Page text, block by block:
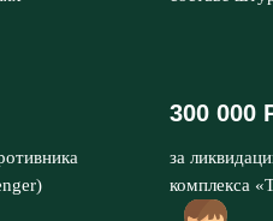
300 000
за
комплекса